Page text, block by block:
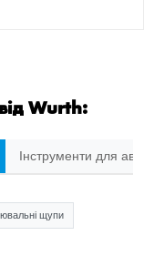
Wurth:
Інструменти для
щупи